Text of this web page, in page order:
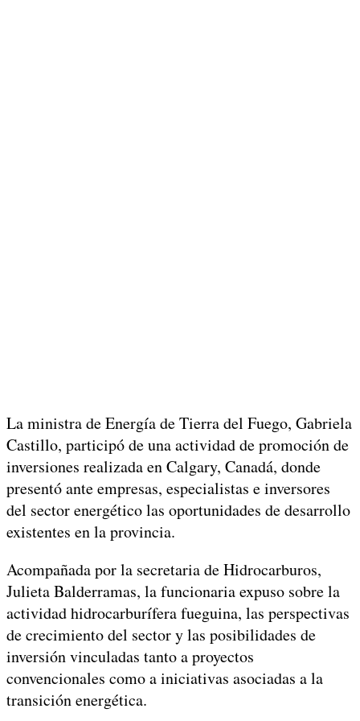
La ministra de Energía de Tierra del Fuego, Gabriela
Castillo, participó de una actividad de promoción de
inversiones realizada en Calgary, Canadá, donde
presentó ante empresas, especialistas e inversores
del sector energético las oportunidades de desarrollo
existentes en la provincia.
Acompañada por la secretaria de Hidrocarburos,
Julieta Balderramas, la funcionaria expuso sobre la
actividad hidrocarburífera fueguina, las perspectivas
de crecimiento del sector y las posibilidades de
inversión vinculadas tanto a proyectos
convencionales como a iniciativas asociadas a la
transición energética.